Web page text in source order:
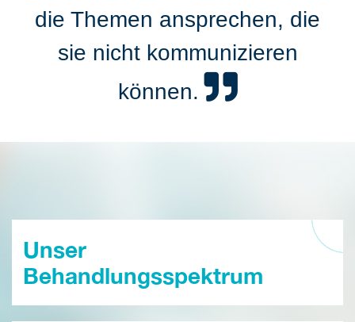
die Themen ansprechen, die
sie nicht kommunizieren
können.
Unser
Behandlungsspektrum